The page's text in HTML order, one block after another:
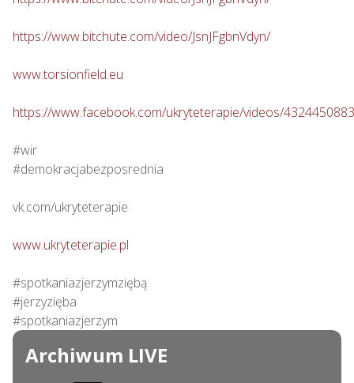
https://www.bitchute.com/video/JsnJFgbnVdyn/
www.torsionfield.eu
https://www.facebook.com/ukryteterapie/videos/
#wir
#demokracjabezposrednia
vk.com/ukryteterapie
www.ukryteterapie.pl
#spotkaniazjerzymziębą
#jerzyzięba
#spotkaniazjerzym
Archiwum LIVE